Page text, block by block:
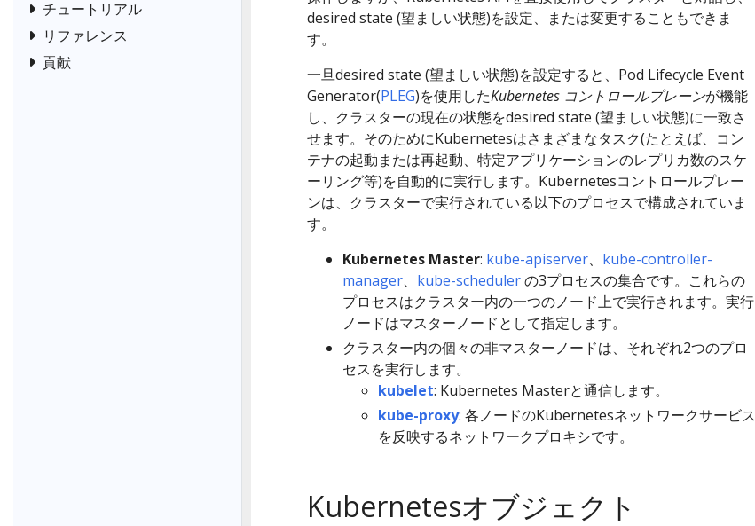
チュートリアル
リファレンス
貢献
desired state (望ましい状態)を設定、または変更することもできま
す。
一旦desired state (望ましい状態)を設定すると、Pod Lifecycle Event
Generator(PLEG)を使用したKubernetes コントロールプレーンが機能
し、クラスターの現在の状態をdesired state (望ましい状態)に一致さ
せます。そのためにKubernetesはさまざまなタスク(たとえば、コン
テナの起動または再起動、特定アプリケーションのレプリカ数のスケ
ーリング等)を自動的に実行します。Kubernetesコントロールプレー
ンは、クラスターで実行されている以下のプロセスで構成されていま
す。
Kubernetes Master: kube-apiserver、 kube-controller-
manager、 kube-schedulerの3プロセスの集合です。これらの
プロセスはクラスター内の一つのノード上で実行されます。実行
ノードはマスターノードとして指定します。
クラスター内の個々の非マスターノードは、それぞれ2つのプロ
セスを実行します。
kubelet: Kubernetes Masterと通信します。
kube-proxy: 各ノードのKubernetesネットワークサービス
を反映するネットワークプロキシです。
Kubernetesオブジェクト